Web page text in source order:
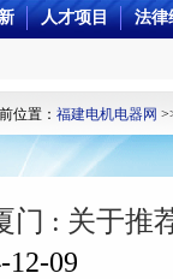
人才项目 法律
位置： 福建电机电器网
门 : 关于推
12-09